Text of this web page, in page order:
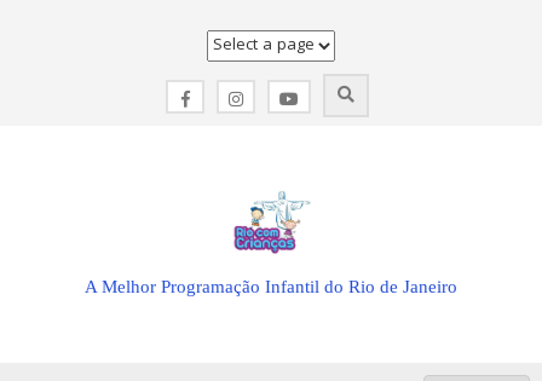
A Melhor Programação Infantil do Rio de Janeiro